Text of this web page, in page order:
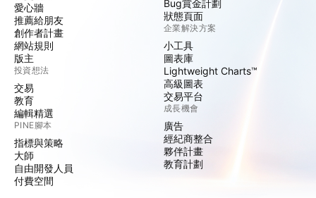
愛心牆
推薦給朋友
創作者計畫
網站規則
版主
投資想法
交易
教育
編輯精選
PINE腳本
指標與策略
大師
自由開發人員
付費空間
Bug賞金計劃
狀態頁面
企業解決方案
小工具
圖表庫
Lightweight Charts™
高級圖表
交易平台
成長機會
廣告
經紀商整合
夥伴計畫
教育計劃